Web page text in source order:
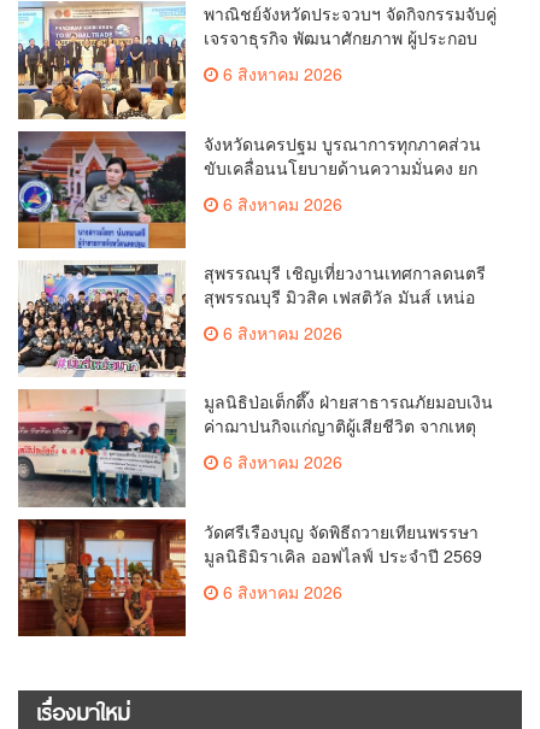
พาณิชย์จังหวัดประจวบฯ จัดกิจกรรมจับคู่
เจรจาธุรกิจ พัฒนาศักยภาพ ผู้ประกอบ
การ ขยายช่องทางการค้า สู่การค้า
ระหว่างประเทศ
6 สิงหาคม 2026
จังหวัดนครปฐม บูรณาการทุกภาคส่วน
ขับเคลื่อนนโยบายด้านความมั่นคง ยก
เทคโนโลยี
6 สิงหาคม 2026
สุพรรณบุรี เชิญเที่ยวงานเทศกาลดนตรี
สุพรรณบุรี มิวสิค เฟสติวัล มันส์ เหน่อ
มาก6 สิงหาคม 2026
มูลนิธิป่อเต็กตึ๊ง ฝ่ายสาธารณภัยมอบเงิน
ค่าฌาปนกิจแก่ญาติผู้เสียชีวิต จากเหตุ
เพลิงไหม้ โรงเบียร์ ณ ลาดพร้าว จำนวน
20,000 บาท
6 สิงหาคม 2026
วัดศรีเรืองบุญ จัดพิธีถวายเทียนพรรษา
มูลนิธิมิราเคิล ออฟไลฟ์ ประจำปี 2569
ประธาน
6 สิงหาคม 2026
เรื่องมาใหม่